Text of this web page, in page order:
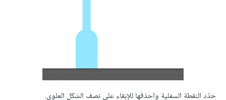
حدّد النقطة السفلية واحذفها للإبقاء على نصف الشكل العلوي.